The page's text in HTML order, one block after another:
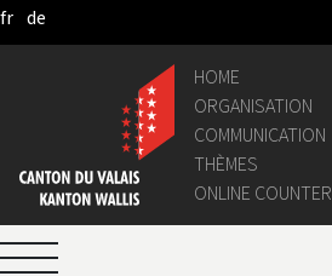
Skip to Main Content
fr de
HOME
ORGANISATION
COMMUNICATION
THÈMES
ONLINE COUNTER